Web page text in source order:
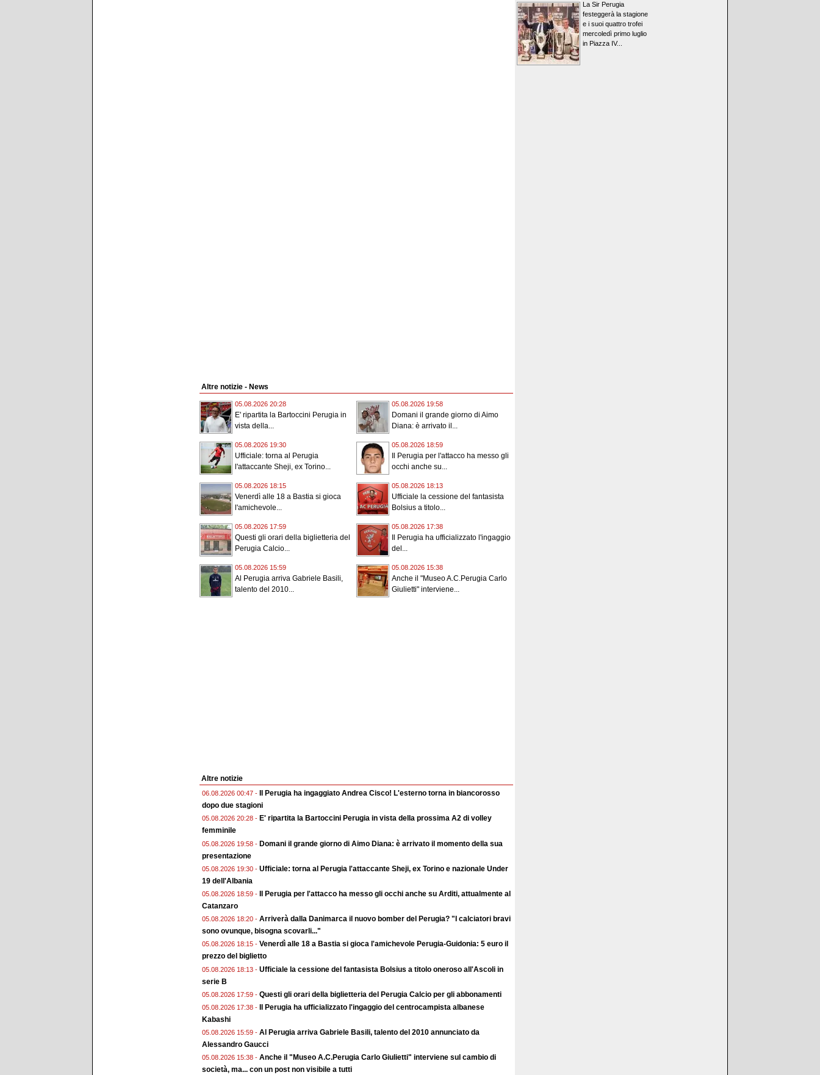
Altre notizie - News
05.08.2026 20:28
E' ripartita la Bartoccini Perugia in
vista della...
05.08.2026 19:58
Domani il grande giorno di Aimo
Diana: è arrivato il...
05.08.2026 19:30
Ufficiale: torna al Perugia
l'attaccante Sheji, ex Torino...
05.08.2026 18:59
Il Perugia per l'attacco ha messo gli
occhi anche su...
05.08.2026 18:15
Venerdì alle 18 a Bastia si gioca
l'amichevole...
05.08.2026 18:13
Ufficiale la cessione del fantasista
Bolsius a titolo...
05.08.2026 17:59
Questi gli orari della biglietteria del
Perugia Calcio...
05.08.2026 17:38
Il Perugia ha ufficializzato l'ingaggio
del...
05.08.2026 15:59
Al Perugia arriva Gabriele Basili,
talento del 2010...
05.08.2026 15:38
Anche il "Museo A.C.Perugia Carlo
Giulietti" interviene...
Altre notizie
06.08.2026 00:47 -
Il Perugia ha ingaggiato Andrea Cisco! L'esterno torna in biancorosso
dopo due stagioni
05.08.2026 20:28 - E' ripartita la Bartoccini Perugia in vista della prossima A2 di volley
femminile
05.08.2026 19:58 - Domani il grande giorno di Aimo Diana: è arrivato il momento della sua
presentazione
05.08.2026 19:30 - Ufficiale: torna al Perugia l'attaccante Sheji, ex Torino e nazionale Under
19 dell'Albania
05.08.2026 18:59 -
Il Perugia per l'attacco ha messo gli occhi anche su Arditi, attualmente al
Catanzaro
05.08.2026 18:20 - Arriverà dalla Danimarca il nuovo bomber del Perugia? "I calciatori bravi
sono ovunque, bisogna scovarli..."
05.08.2026 18:15 - Venerdì alle 18 a Bastia si gioca l'amichevole Perugia-Guidonia: 5 euro il
prezzo del biglietto
05.08.2026 18:13 - Ufficiale la cessione del fantasista Bolsius a titolo oneroso all'Ascoli in
serie B
05.08.2026 17:59 - Questi gli orari della biglietteria del Perugia Calcio per gli abbonamenti
05.08.2026 17:38 -
Il Perugia ha ufficializzato l'ingaggio del centrocampista albanese
Kabashi
05.08.2026 15:59 - Al Perugia arriva Gabriele Basili, talento del 2010 annunciato da
Alessandro Gaucci
05.08.2026 15:38 - Anche il "Museo A.C.Perugia Carlo Giulietti" interviene sul cambio di
società, ma... con un post non visibile a tutti
La Sir Perugia
festeggerà la stagione
e i suoi quattro trofei
mercoledì primo luglio
in Piazza IV...